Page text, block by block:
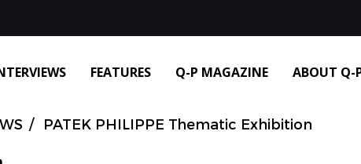
FEATURES Q-P MAGAZINE ABOUT Q-
PATEK PHILIPPE Thematic Exhibition